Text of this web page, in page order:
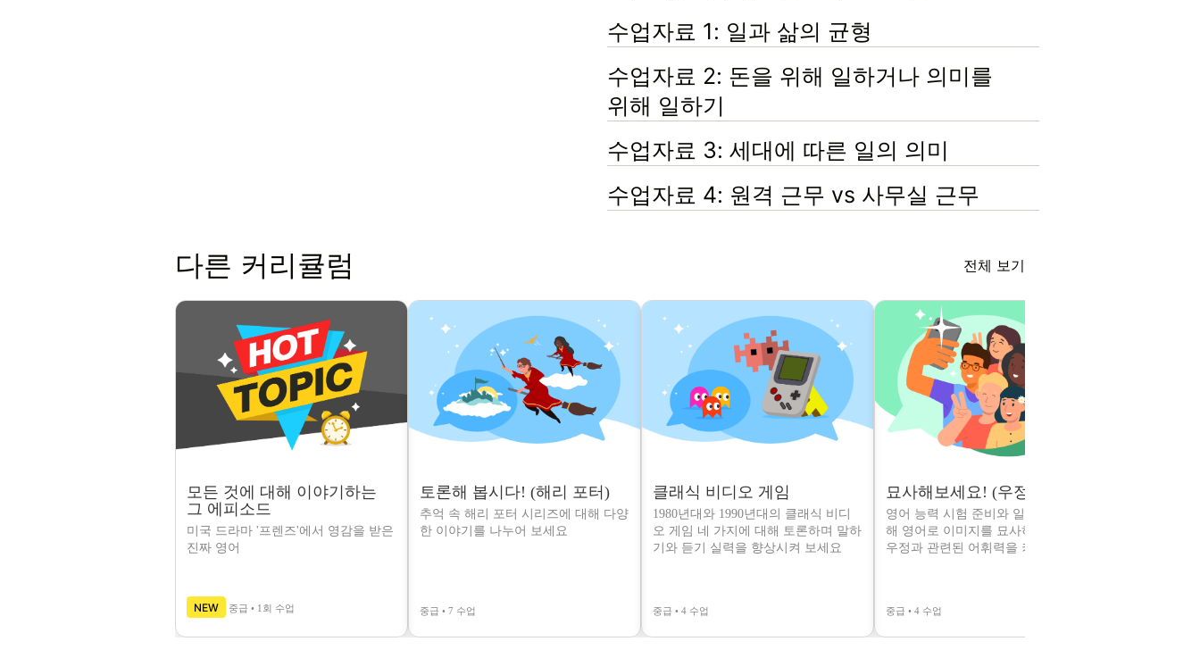
수업자료 1: 일과 삶의 균형
수업자료 2: 돈을 위해 일하거나 의미를
위해 일하기
수업자료 3: 세대에 따른 일의 의미
수업자료 4: 원격 근무 vs 사무실 근무
다른 커리큘럼 전체 보기
모든 것에 대해 이야기하는
그 에피소드
미국 드라마 '프렌즈'에서 영감을 받은
진짜 영어
NEW 중급 • 1회 수업
토론해 봅시다! (해리 포터)
추억 속 해리 포터 시리즈에 대해 다양
한 이야기를 나누어 보세요
중급 • 7 수업
클래식 비디오 게임
1980년대와 1990년대의 클래식 비디
오 게임 네 가지에 대해 토론하며 말하
기와 듣기 실력을 향상시켜 보세요
중급 • 4 수업
묘사해보세요! (우정)
영어 능력 시험 준비와 일상 회화를 위
해 영어로 이미지를 묘사하는 능력과
우정과 관련된 어휘력을 키워보세요
중급 • 4 수업